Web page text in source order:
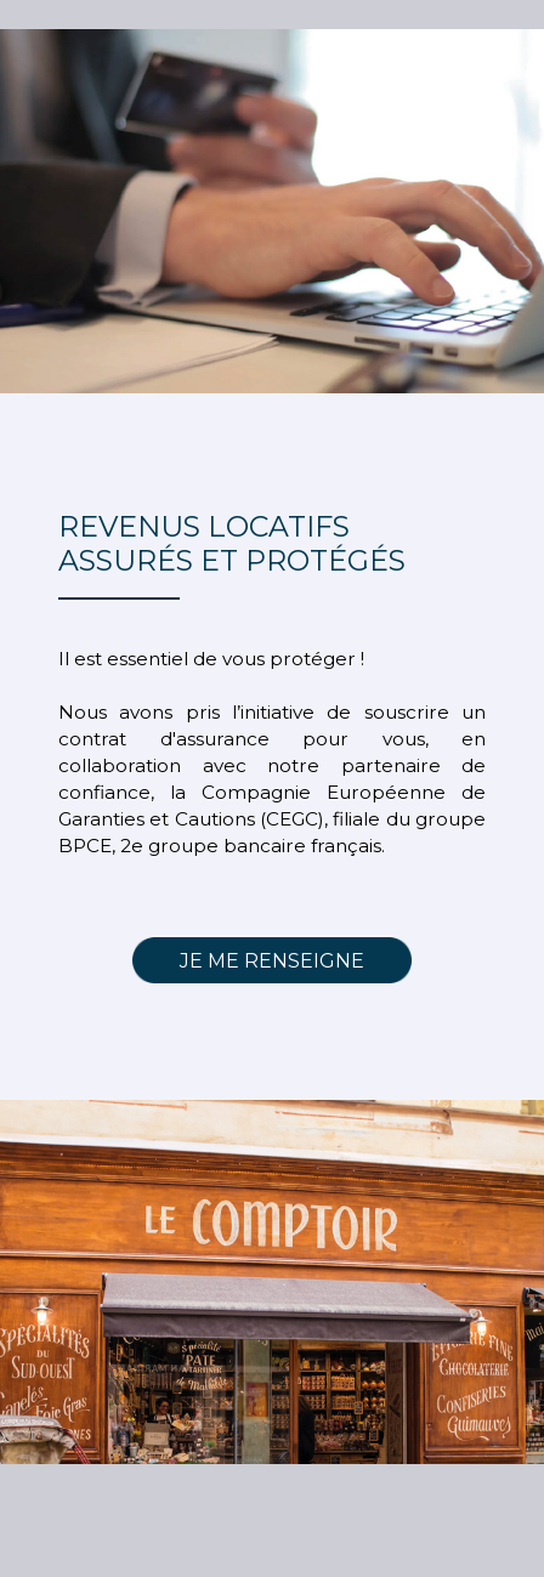
REVENUS LOCATIFS
ASSURÉS ET PROTÉGÉS
Il est essentiel de vous protéger !
Nous avons pris l’initiative de souscrire un
contrat d'assurance pour vous, en
collaboration avec notre partenaire de
confiance, la Compagnie Européenne de
Garanties et Cautions (CEGC), filiale du groupe
BPCE, 2e groupe bancaire français.
JE ME RENSEIGNE